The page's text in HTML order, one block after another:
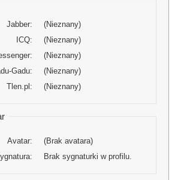
Jabber:
(Nieznany)
ICQ:
(Nieznany)
(Nieznany)
Gadu:
(Nieznany)
Tlen.pl:
(Nieznany)
Avatar:
(Brak avatara)
Brak sygnaturki w profilu.